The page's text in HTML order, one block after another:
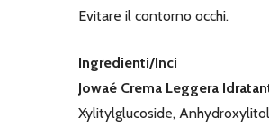
Evitare il contorno occhi.
Ingredienti/Inci
Jowaé Crema Leggera
Xylitylglucoside,